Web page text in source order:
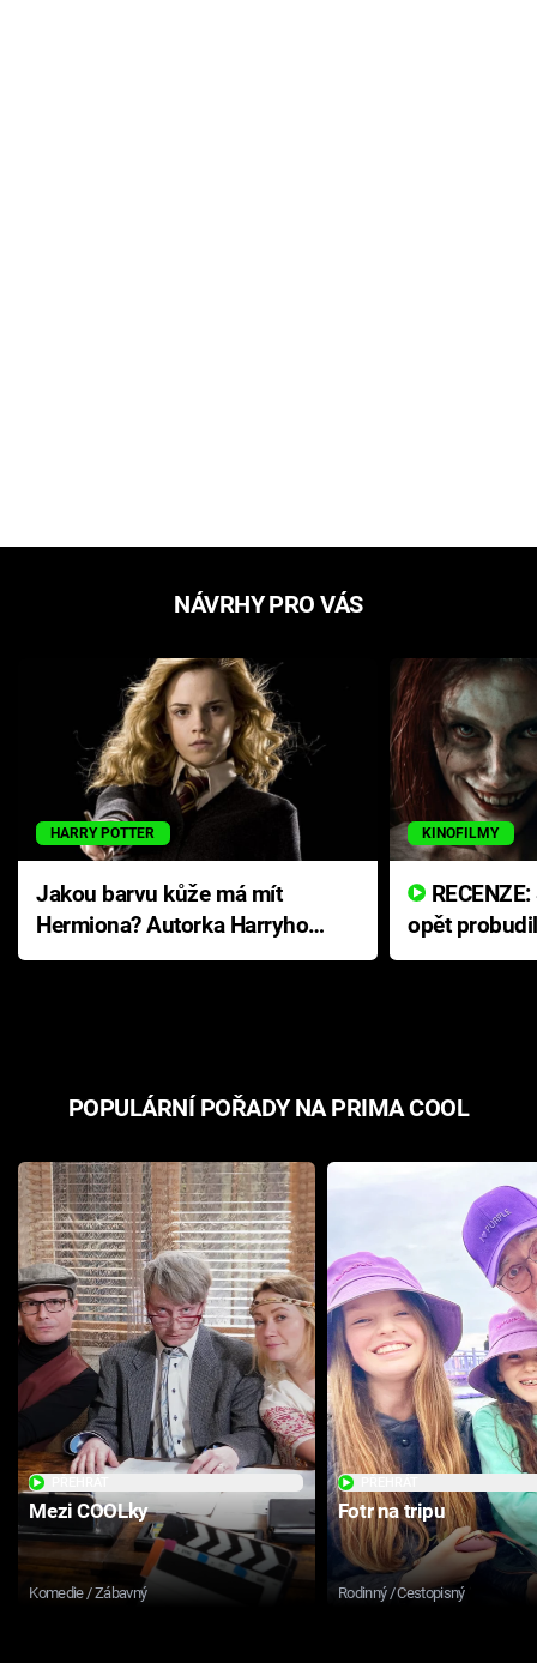
NÁVRHY PRO VÁS
HARRY POTTER
Jakou barvu kůže má mít
Hermiona? Autorka Harryho
Pottera přišla s ráznou
KINOFILMY
opět
přichází s
POPULÁRNÍ POŘADY NA PRIMA COOL
Mezi COOLky
Komedie / Zábavný
Fotr na tripu
Rodinný / Cestopisný